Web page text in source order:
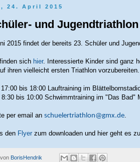
24. April 2015
und Jugendtriathlon
2015 findet der bereits 23. Schüler und
sich hier. Interessierte Kinder sind ganz
ihren vielleicht ersten Triathlon vorzubereiten.
bis 18:00 Lauftraining im
bis 10:00 Schwimmtraining im "Das Bad"
per email an schuelertriathlon@gmx.de.
den Flyer zum downloaden und hier geht es
BorisHendrik